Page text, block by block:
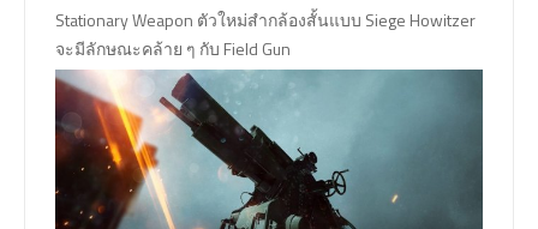
Stationary Weapon ตัวใหม่สำกล้องสั้นแบบ Siege Howitzer
จะมีลักษณะคล้าย ๆ กับ Field Gun